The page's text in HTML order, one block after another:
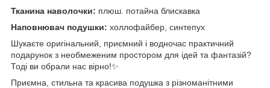
Тканина наволочки: плюш. потайна блискавка
Наповнювач подушки: холлофайбер, синтепух
Шукаєте оригінальний, приємний і водночас практичний
подарунок з необмеженим простором для ідей та фантазій?
Тоді ви обрали нас вірно!✨
Приємна, стильна та красива подушка з різноманітними